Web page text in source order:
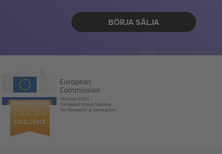
BÖRJA SÄLJA